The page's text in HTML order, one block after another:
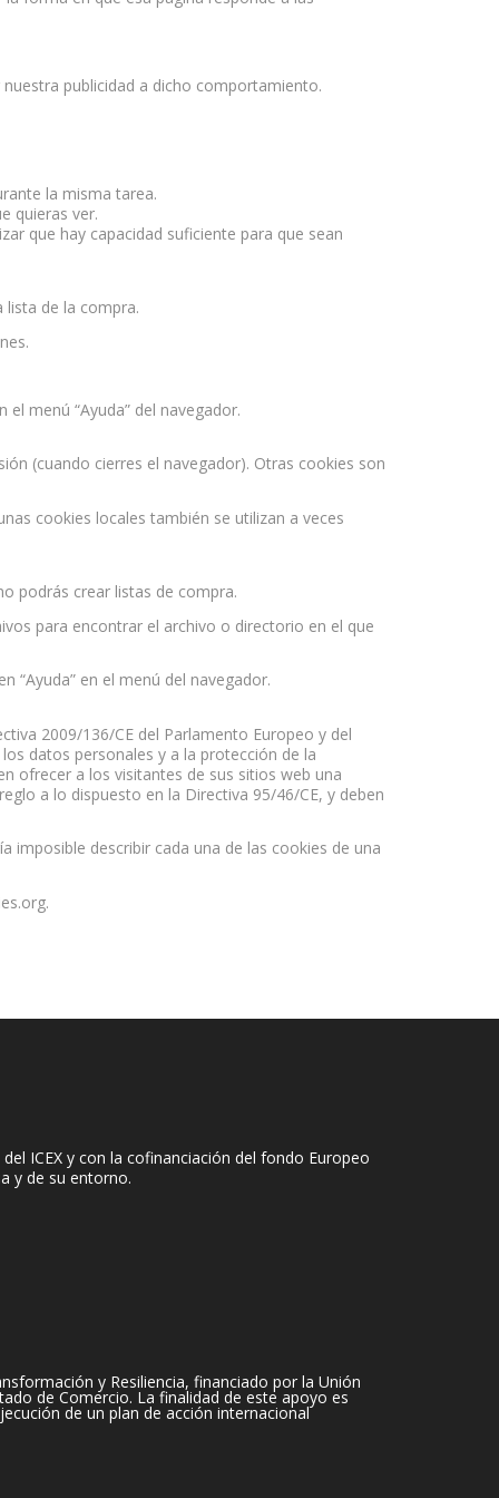
publicidad a dicho comportamiento.
la misma tarea.
quieras ver.
que hay capacidad suficiente para que sean
lista de la compra.
menú “Ayuda” del navegador.
(cuando cierres el navegador). Otras cookies son
cookies locales también se utilizan a veces
podrás crear listas de compra.
para encontrar el archivo o directorio en el que
“Ayuda” en el menú del navegador.
2009/136/CE del Parlamento Europeo y del
datos personales y a la protección de la
ofrecer a los visitantes de sus sitios web una
a lo dispuesto en la Directiva 95/46/CE, y deben
imposible describir cada una de las cookies de una
ICEX y con la cofinanciación del fondo Europeo
y de su entorno.
y Resiliencia, financiado por la Unión
de Comercio. La finalidad de este apoyo es
de un plan de acción internacional